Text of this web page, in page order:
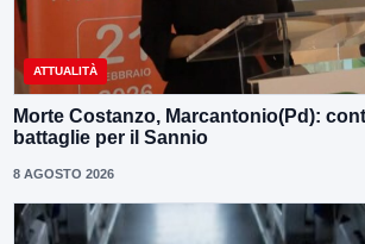
ATTUALITÀ
Morte Costanzo, Marcantonio(Pd):
battaglie per il Sannio
8 AGOSTO 2026